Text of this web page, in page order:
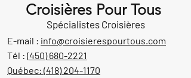
Croisières Pour Tous
Spécialistes Croisières
E-mail : info@croisierespourtous.com
Tél : (450) 680-2221
Québec: (418) 204-1170